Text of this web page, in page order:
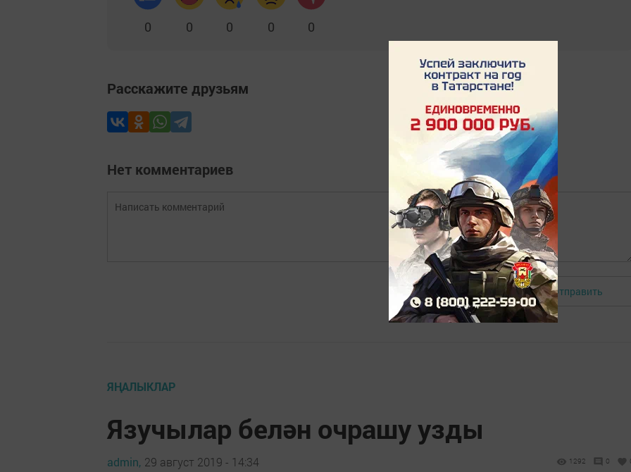
0 0 0 0 0
Расскажите друзьям
Нет комментариев
Авторизоваться Отправить
ЯҢАЛЫКЛАР
Язучылар белән очрашу узды
admin, 29 август 2019 - 14:34 1292 0